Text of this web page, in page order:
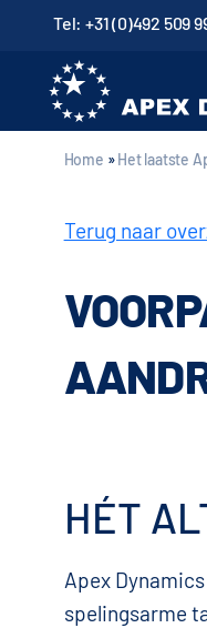
Tel: +31 (0)492 509
Home »Het laatste
Terug naar
HÉT
Apex
spelingsarme